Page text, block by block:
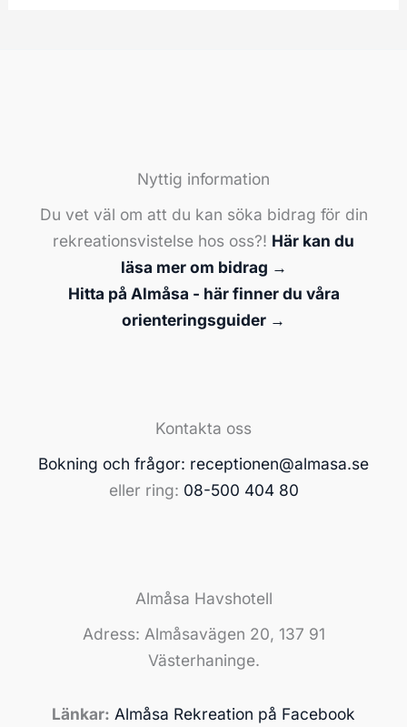
Nyttig information
Du vet väl om att du kan söka bidrag för din
rekreationsvistelse hos oss?! Här kan du
läsa mer om bidrag →
Hitta på Almåsa - här finner du våra
orienteringsguider →
Kontakta oss
Bokning och frågor: receptionen@almasa.se
eller ring: 08-500 404 80
Almåsa Havshotell
Adress: Almåsavägen 20, 137 91
Västerhaninge.
Länkar: Almåsa Rekreation på Facebook